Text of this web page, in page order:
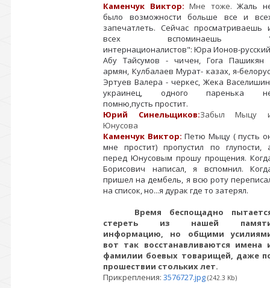
Каменчук Виктор: Мне тоже.Жаль
было возможности больше все и
запечатлеть. Сейчас просматриваешь
всех вспоминаешь
интернационалистов": Юра Ионов-
Абу Тайсумов - чичен, Гога Пашикян
армян, Кулбалаев Мурат- казах, я-
Эртуев Валера - черкес, Жека
украинец, одного паренька
помню,пусть простит.
Юрий Синельщиков:Забыл Мыцу
Юнусова
Каменчук Виктор: Петю Мыцу ( пусть
мне простит) пропустил по глупости,
перед Юнусовым прошу прощения.
Борисович написал, я вспомнил.
пришел на дембель, я всю роту
на список, но...я дурак где то затерял.
Время беспощадно
стереть из нашей
информацию, но общими
вот так восстанавливаются имена
фамилии боевых товарищей, даже
прошествии стольких лет.
Прикрепления: 3576727.jpg (242.3 Kb)